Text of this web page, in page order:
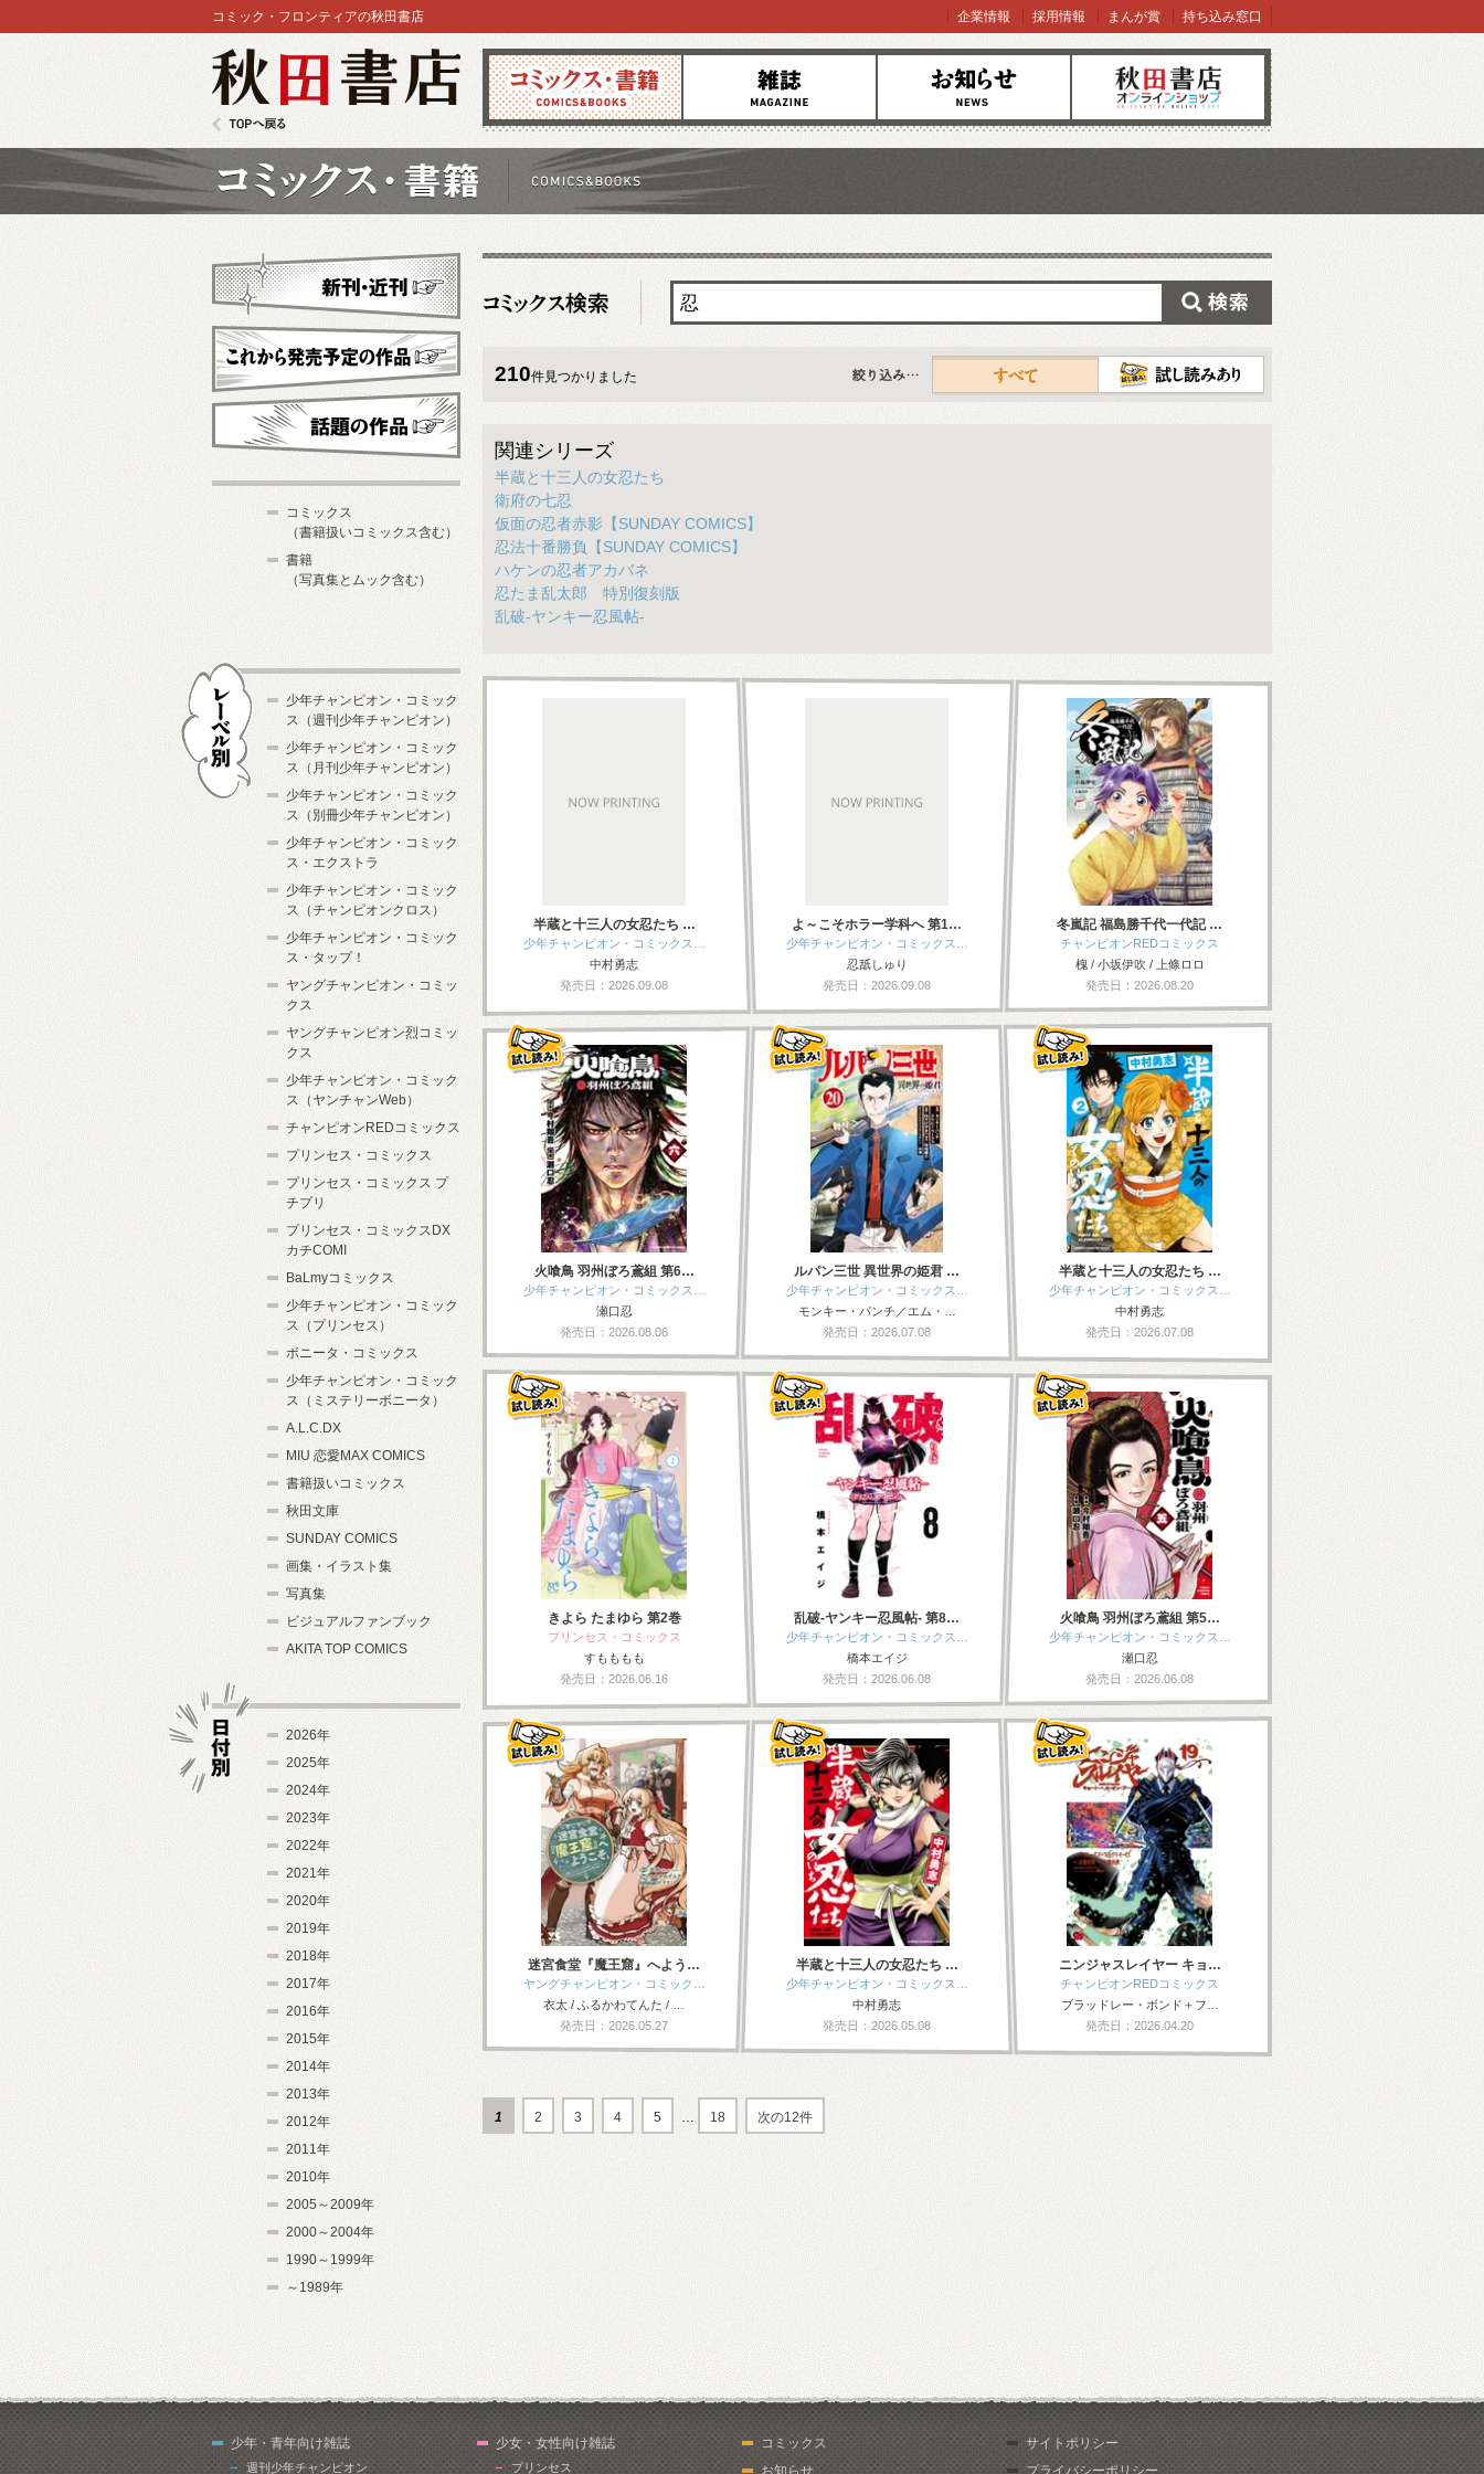
コミックス 雑誌 お知らせ オンラインショップ
コミック・フロンティアの秋田書店 企業情報 採用情報 まんが賞 持ち込み窓口
210件見つかりました
すべて
関連シリーズ
半蔵と十三人の女忍たち
衛府の七忍
仮面の忍者赤影【SUNDAY COMICS】
忍法十番勝負【SUNDAY COMICS】
ハケンの忍者アカバネ
忍たま乱太郎 特別復刻版
乱破-ヤンキー忍風帖-
半蔵と十三人の女忍たち …
少年チャンピオン・コミックス…
中村勇志
発売日：2026.09.08
よ～こそホラー学科へ 第1…
少年チャンピオン・コミックス…
忍舐しゅり
発売日：2026.09.08
冬嵐記 福島勝千代一代記 …
チャンピオンREDコミックス
槐 / 小坂伊吹 / 上條ロロ
発売日：2026.08.20
火喰鳥 羽州ぼろ鳶組 第6…
少年チャンピオン・コミックス…
瀬口忍
発売日：2026.08.06
ルパン三世 異世界の姫君 …
少年チャンピオン・コミックス…
モンキー・パンチ／エム・…
発売日：2026.07.08
半蔵と十三人の女忍たち …
少年チャンピオン・コミックス…
中村勇志
発売日：2026.07.08
きよら たまゆら 第2巻
プリンセス・コミックス
すもももも
発売日：2026.06.16
乱破-ヤンキー忍風帖- 第8…
少年チャンピオン・コミックス…
橋本エイジ
発売日：2026.06.08
火喰鳥 羽州ぼろ鳶組 第5…
少年チャンピオン・コミックス…
瀬口忍
発売日：2026.06.08
迷宮食堂『魔王窟』へよう…
ヤングチャンピオン・コミック…
衣太 / ふるかわてんた / …
発売日：2026.05.27
半蔵と十三人の女忍たち …
少年チャンピオン・コミックス…
中村勇志
発売日：2026.05.08
ニンジャスレイヤー キョ…
チャンピオンREDコミックス
ブラッドレー・ボンド＋フ…
発売日：2026.04.20
1 2 3 4 5 … 18 次の12件
新刊・近刊
これから発売予定
コミックス
（書籍扱いコミックス含む）
書籍
（写真集とムック含む）
少年チャンピオン・コミック
ス（週刊少年チャンピオン）
少年チャンピオン・コミック
ス（月刊少年チャンピオン）
少年チャンピオン・コミック
ス（別冊少年チャンピオン）
少年チャンピオン・コミック
ス・エクストラ
少年チャンピオン・コミック
ス（チャンピオンクロス）
少年チャンピオン・コミック
ス・タップ！
ヤングチャンピオン・コミッ
クス
ヤングチャンピオン烈コミッ
クス
少年チャンピオン・コミック
ス（ヤンチャンWeb）
チャンピオンREDコミックス
プリンセス・コミックス
プリンセス・コミックス プ
チプリ
プリンセス・コミックスDX
カチCOMI
BaLmyコミックス
少年チャンピオン・コミック
ス（プリンセス）
ボニータ・コミックス
少年チャンピオン・コミック
ス（ミステリーボニータ）
A.L.C.DX
MIU 恋愛MAX COMICS
書籍扱いコミックス
秋田文庫
SUNDAY COMICS
画集・イラスト集
写真集
ビジュアルファンブック
AKITA TOP COMICS
2026年
2025年
2024年
2023年
2022年
2021年
2020年
2019年
2018年
2017年
2016年
2015年
2014年
2013年
2012年
2011年
2010年
2005～2009年
2000～2004年
1990～1999年
～1989年
少年・青年向け雑誌
週刊少年チャンピオン
少女・女性向け雑誌
プリンセス
コミックス
お知らせ
サイトポリシー
プライバシーポリシー